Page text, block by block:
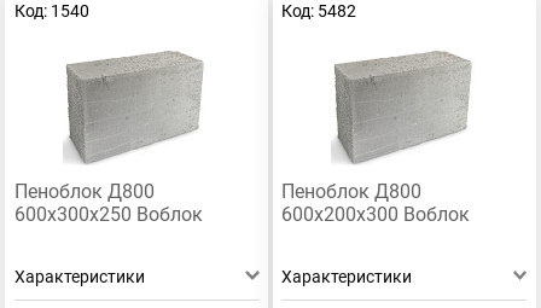
Код: 1540
Пеноблок Д800
600х300х250 Воблок
Характеристики
Код: 5482
Пеноблок Д800
600х200х300 Воблок
Характеристики